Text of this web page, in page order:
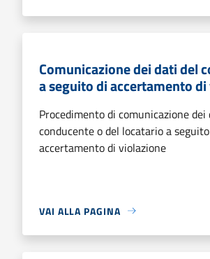
Comunicazione dei dati del
a seguito di accertamento
Procedimento di comunicazione dei
conducente o del locatario a
accertamento di violazione
VAI ALLA PAGINA